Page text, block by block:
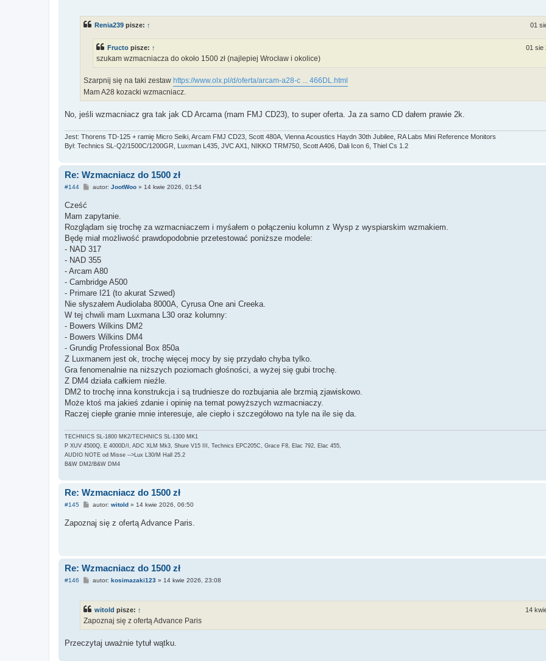
t
Renia239 pisze: ↑ 01
Fructo pisze: ↑ 01 sie
szukam wzmacniacza do około 1500 zł (najlepiej Wrocław i okolice)
Szarpnij się na taki zestaw https://www.olx.pl/d/oferta/arcam-a28-c ... 466DL.html
Mam A28 kozacki wzmacniacz.
No, jeśli wzmacniacz gra tak jak CD Arcama (mam FMJ CD23), to super oferta. Ja za samo CD dałem prawie 2k.
Jest: Thorens TD-125 + ramię Micro Seiki, Arcam FMJ CD23, Scott 480A, Vienna Acoustics Haydn 30th Jubilee, RA Labs Mini Reference Monitors
Był: Technics SL-Q2/1500C/1200GR, Luxman L435, JVC AX1, NIKKO TRM750, Scott A406, Dali Icon 6, Thiel Cs 1.2
Re: Wzmacniacz do 1500 zł
#144
Pautor: JootWoo» 14 kwie 2026, 01:54
Cześć
Mam zapytanie.
Rozglądam się trochę za wzmacniaczem i myśałem o połączeniu kolumn z Wysp z wyspiarskim wzmakiem.
Będę miał możliwość prawdopodobnie przetestować poniższe modele:
- NAD 317
- NAD 355
- Arcam A80
- Cambridge A500
- Primare I21 (to akurat Szwed)
Nie słyszałem Audiolaba 8000A, Cyrusa One ani Creeka.
W tej chwili mam Luxmana L30 oraz kolumny:
- Bowers Wilkins DM2
- Bowers Wilkins DM4
- Grundig Professional Box 850a
Z Luxmanem jest ok, trochę więcej mocy by się przydało chyba tylko.
Gra fenomenalnie na niższych poziomach głośności, a wyżej się gubi trochę.
Z DM4 działa całkiem nieźle.
DM2 to trochę inna konstrukcja i są trudniesze do rozbujania ale brzmią zjawiskowo.
Może ktoś ma jakieś zdanie i opinię na temat powyższych wzmacniaczy.
Raczej ciepłe granie mnie interesuje, ale ciepło i szczegółowo na tyle na ile się da.
TECHNICS SL-1800 MK2/TECHNICS SL-1300 MK1
P XUV 4500Q, E 4000D/I, ADC XLM Mk3, Shure V15 III, Technics EPC205C, Grace F8, Elac 792, Elac 455,
AUDIO NOTE od Misse -->Lux L30/M Hall 25.2
B&W DM2/B&W DM4
Re: Wzmacniacz do 1500 zł
#145
P
t
autor: witold» 14 kwie 2026, 06:50
Zapoznaj się z ofertą Advance Paris.
Re: Wzmacniacz do 1500 zł
#146
P
t
autor: kosimazaki123» 14 kwie 2026, 23:08
witold pisze: ↑ 14
Zapoznaj się z ofertą Advance Paris
Przeczytaj uważnie tytuł wątku.